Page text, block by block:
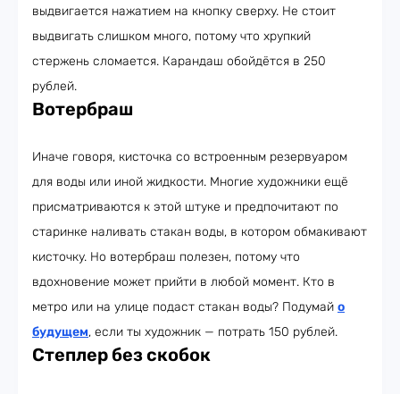
выдвигается нажатием на кнопку сверху. Не стоит
выдвигать слишком много, потому что хрупкий
стержень сломается. Карандаш обойдётся в 250
рублей.
Вотербраш
Иначе говоря, кисточка со встроенным резервуаром
для воды или иной жидкости. Многие художники ещё
присматриваются к этой штуке и предпочитают по
старинке наливать стакан воды, в котором обмакивают
кисточку. Но вотербраш полезен, потому что
вдохновение может прийти в любой момент. Кто в
метро или на улице подаст стакан воды? Подумай о
будущем, если ты художник — потрать 150 рублей.
Степлер без скобок